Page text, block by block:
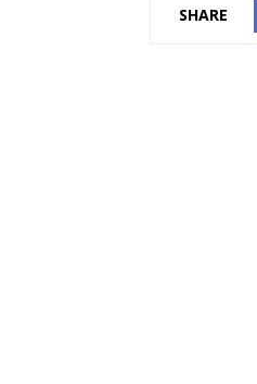
SHARE